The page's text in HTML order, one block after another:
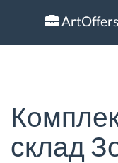
склад